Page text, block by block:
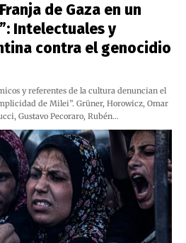
de Gaza en un
Intelectuales y
contra el genocidio
y referentes de la cultura denuncian el
de Milei”. Grüner, Horowicz, Omar
Gustavo Pecoraro, Rubén…